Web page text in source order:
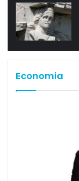
Economia